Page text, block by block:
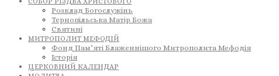
Розклад Богослужінь
Тернопільська Матір Божа
Святині
МИТРОПОЛИТ МЕФОДІЙ
Фонд Пам’яті Блаженнішого Митрополита Мефодія
Історія
ЦЕРКОВНИЙ КАЛЕНДАР